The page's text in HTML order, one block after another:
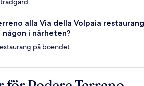
trädgård.
alla Via della Volpaia restaurang
i närheten?
på boendet.